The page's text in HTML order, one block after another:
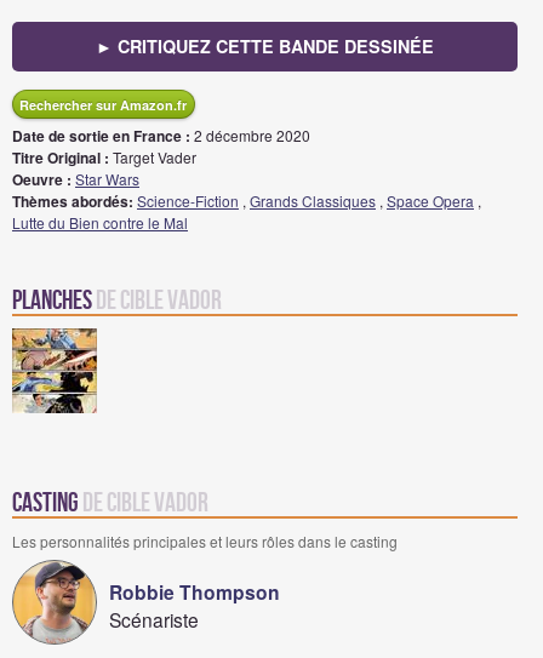
► CRITIQUEZ CETTE BANDE DESSINÉE
Rechercher sur Amazon.fr
Date de sortie en France : 2 décembre 2020
Titre Original : Target Vader
Oeuvre : Star Wars
Thèmes abordés: Science-Fiction , Grands Classiques , Space Opera ,
Lutte du Bien contre le Mal
Planchesde Cible Vador
Casting de Cible Vador
Les personnalités principales et leurs rôles dans le casting
Robbie Thompson
Scénariste